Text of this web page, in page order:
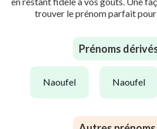
trouver le prénom parfait
Prénoms
naoufel naoufel